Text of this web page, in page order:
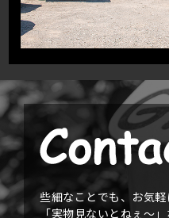
些細なことでも、お気軽
「実物見ないとねぇ〜